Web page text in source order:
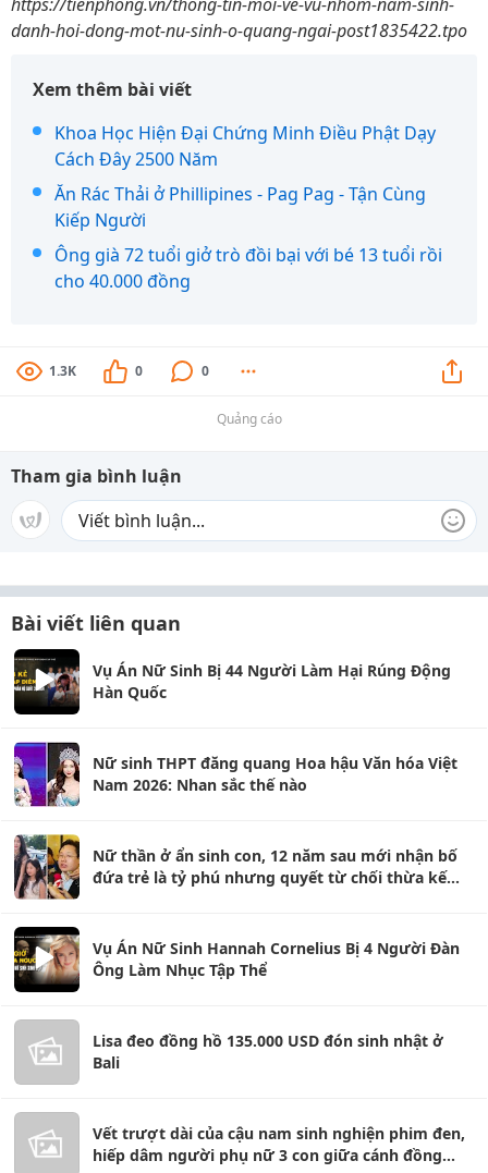
danh-hoi-dong-mot-nu-sinh-o-quang-ngai-post1835422.tpo
Xem thêm bài viết
Khoa Học Hiện Đại Chứng Minh Điều Phật Dạy
Cách Đây 2500 Năm
Ăn Rác Thải ở Phillipines - Pag Pag - Tận Cùng
Kiếp Người
Ông già 72 tuổi giở trò đồi bại với bé 13 tuổi rồi
cho 40.000 đồng
1.3K 0 0
Quảng cáo
Tham gia bình luận
Bài viết liên quan
Vụ Án Nữ Sinh Bị 44 Người Làm Hại Rúng Động
Hàn Quốc
Nữ sinh THPT đăng quang Hoa hậu Văn hóa Việt
Nam 2026: Nhan sắc thế nào
Nữ thần ở ẩn sinh con, 12 năm sau mới nhận bố
đứa trẻ là tỷ phú nhưng quyết từ chối thừa kế
Vụ Án Nữ Sinh Hannah Cornelius Bị 4 Người Đàn
Ông Làm Nhục Tập Thể
Lisa đeo đồng hồ 135.000 USD đón sinh nhật ở
Bali
Vết trượt dài của cậu nam sinh nghiện phim đen,
hiếp dâm người phụ nữ 3 con giữa cánh đồng